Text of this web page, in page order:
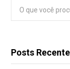
Pesquisar
por:
Posts